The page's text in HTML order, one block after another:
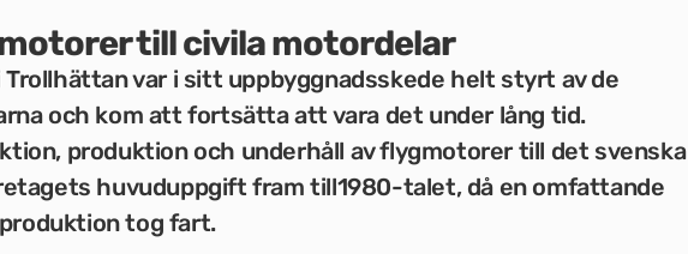
till civila motordelar
var i sitt uppbyggnadsskede helt styrt av de
och kom att fortsätta att vara det under lång tid.
produktion och underhåll av flygmotorer till det svenska
huvuduppgift fram till1980-talet, då en omfattande
tog fart.